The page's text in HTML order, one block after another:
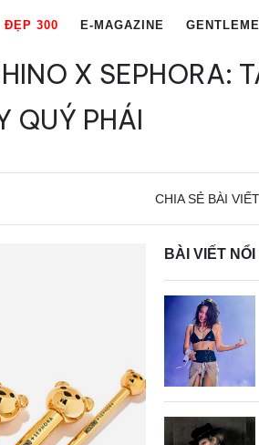
ĐẸP 300 E-MAGAZINE
X SEPHORA:
QUÝ PHÁI
CHIA SẺ BÀI
BÀI VIẾT